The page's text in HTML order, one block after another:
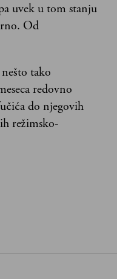
uvek u tom stanju
Od
tako
redovno
do njegovih
režimsko-